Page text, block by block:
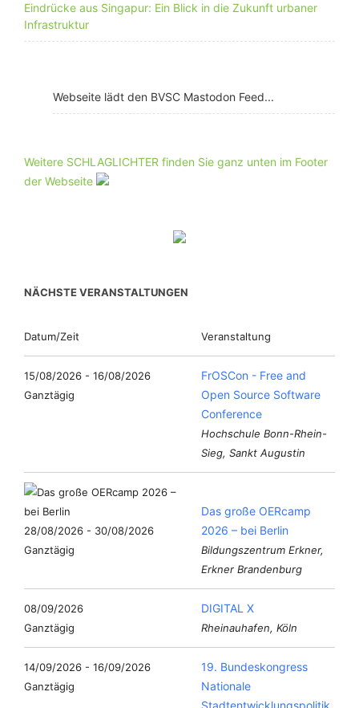
Eindrücke aus Singapur: Ein Blick in die Zukunft urbaner
Infrastruktur
Webseite lädt den BVSC Mastodon Feed...
Weitere SCHLAGLICHTER finden Sie ganz unten im Footer
der Webseite
NÄCHSTE VERANSTALTUNGEN
Datum/Zeit Veranstaltung
15/08/2026 - 16/08/2026
Ganztägig
FrOSCon - Free and
Open Source Software
Conference
Hochschule Bonn-Rhein-
Sieg, Sankt Augustin
28/08/2026 - 30/08/2026
Ganztägig
Das große OERcamp
2026 – bei Berlin
Bildungszentrum Erkner,
Erkner Brandenburg
08/09/2026
Ganztägig
DIGITAL X
Rheinauhafen, Köln
14/09/2026 - 16/09/2026
Ganztägig
19. Bundeskongress
Nationale
Stadtentwicklungspolitik